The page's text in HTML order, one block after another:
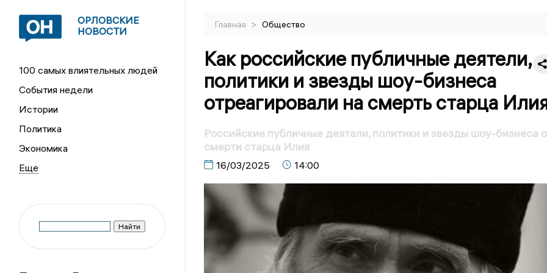
ОРЛОВСКИЕ
НОВОСТИ
100 самых влиятельных людей
События недели
Истории
Политика
Экономика
Главная > Общество
Как российские публичные деятели,
политики и звезды шоу-бизнеса
отреагировали на смерть старца
Российские публичные деятели, политики и звезды шоу-бизнеса о
смерти старца Илия
16/03/2025 14:00